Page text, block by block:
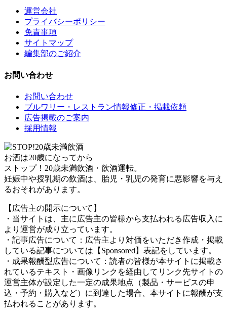
運営会社
プライバシーポリシー
免責事項
サイトマップ
編集部のご紹介
お問い合わせ
お問い合わせ
ブルワリー・レストラン情報修正・掲載依頼
広告掲載のご案内
採用情報
お酒は20歳になってから
ストップ！20歳未満飲酒・飲酒運転。
妊娠中や授乳期の飲酒は、胎児・乳児の発育に悪影響を与え
るおそれがあります。
【広告主の開示について】
・当サイトは、主に広告主の皆様から支払われる広告収入に
より運営が成り立っています。
・記事広告について：広告主より対価をいただき作成・掲載
している記事については【Sponsored】表記をしています。
・成果報酬型広告について：読者の皆様が本サイトに掲載さ
れているテキスト・画像リンクを経由してリンク先サイトの
運営主体が設定した一定の成果地点（製品・サービスの申
込・予約・購入など）に到達した場合、本サイトに報酬が支
払われることがあります。